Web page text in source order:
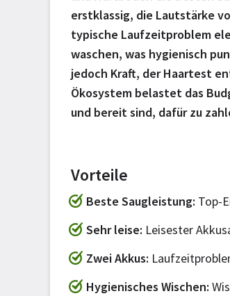
erstklassig, die Lautstärke
typische Laufzeitproblem
waschen, was hygienisch
jedoch Kraft, der Haartest
Ökosystem belastet das
und bereit sind, dafür zu
Vorteile
Beste Saugleistung Top-
Sehr leise Leisester
Zwei Akkus
Hygienisches Wischen